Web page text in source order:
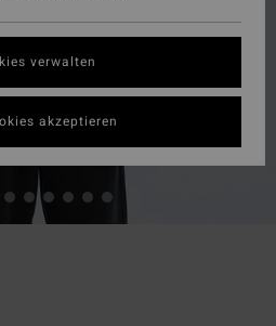
verwalten
akzeptieren